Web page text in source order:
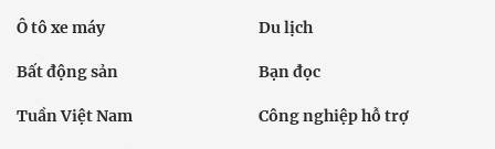
Ô tô xe máy Du lịch
Bất động sản Bạn đọc
Tuần Việt Nam Công nghiệp hỗ trợ